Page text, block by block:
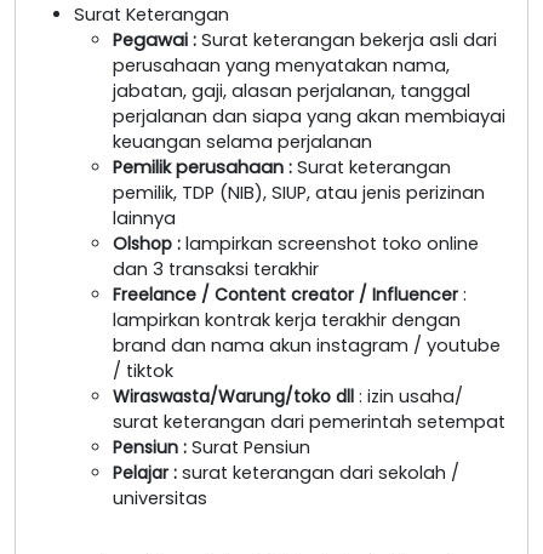
Surat Keterangan
Pegawai : Surat keterangan bekerja asli dari
perusahaan yang menyatakan nama,
jabatan, gaji, alasan perjalanan, tanggal
perjalanan dan siapa yang akan membiayai
keuangan selama perjalanan
Pemilik perusahaan : Surat keterangan
pemilik, TDP (NIB), SIUP, atau jenis perizinan
lainnya
Olshop : lampirkan screenshot toko online
dan 3 transaksi terakhir
Freelance / Content creator / Influencer :
lampirkan kontrak kerja terakhir dengan
brand dan nama akun instagram / youtube
/ tiktok
Wiraswasta/Warung/toko dll : izin usaha/
surat keterangan dari pemerintah setempat
Pensiun : Surat Pensiun
Pelajar : surat keterangan dari sekolah /
universitas